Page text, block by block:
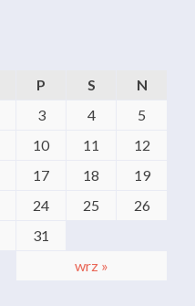
P S N
wrz »
3 4
5
10 11
12
17 18
19
24 25
26
31